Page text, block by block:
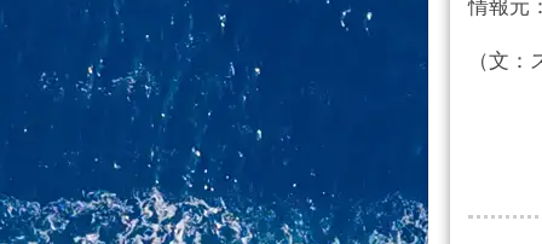
情報元
（文